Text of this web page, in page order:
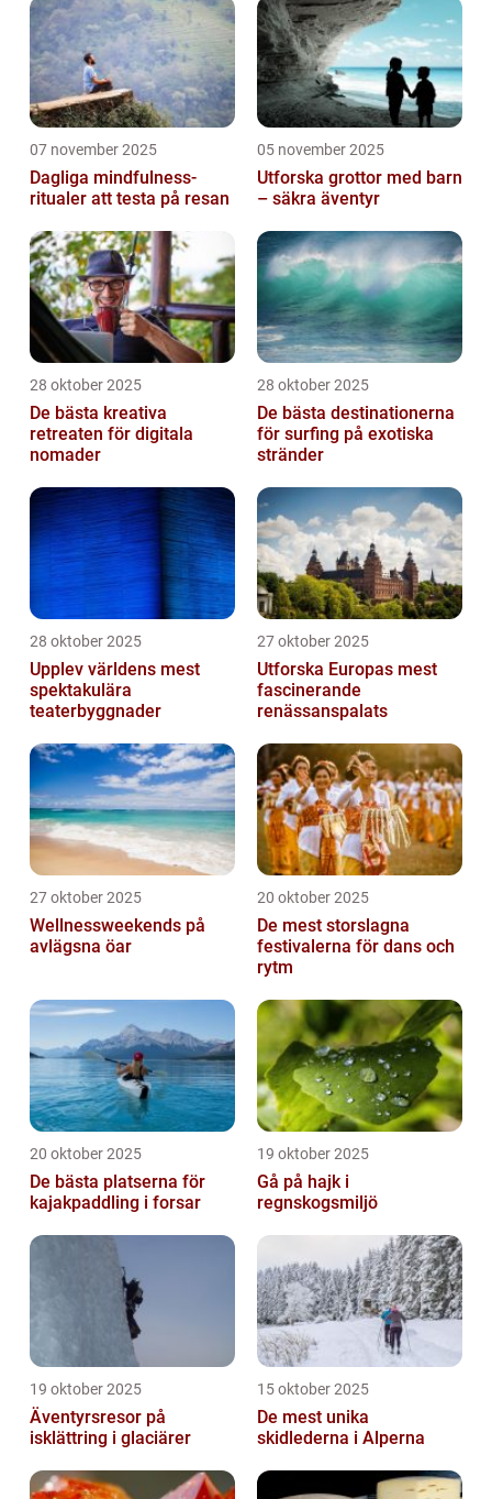
07 november 2025
Dagliga mindfulness-
ritualer att testa på resan
05 november 2025
Utforska grottor med barn
– säkra äventyr
28 oktober 2025
De bästa kreativa
retreaten för digitala
nomader
28 oktober 2025
De bästa destinationerna
för surfing på exotiska
stränder
28 oktober 2025
Upplev världens mest
spektakulära
teaterbyggnader
27 oktober 2025
Utforska Europas mest
fascinerande
renässanspalats
27 oktober 2025
Wellnessweekends på
avlägsna öar
20 oktober 2025
De mest storslagna
festivalerna för dans och
rytm
20 oktober 2025
De bästa platserna för
kajakpaddling i forsar
19 oktober 2025
Gå på hajk i
regnskogsmiljö
19 oktober 2025
Äventyrsresor på
isklättring i glaciärer
15 oktober 2025
De mest unika
skidlederna i Alperna